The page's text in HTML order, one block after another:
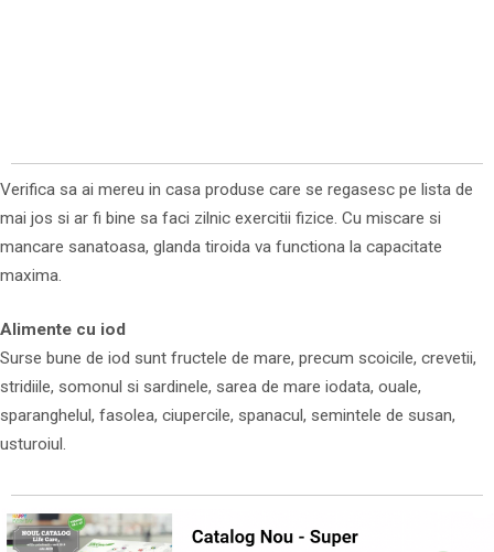
Verifica sa ai mereu in casa produse care se regasesc pe lista de
mai jos si ar fi bine sa faci zilnic exercitii fizice. Cu miscare si
mancare sanatoasa, glanda tiroida va functiona la capacitate
maxima.
Alimente cu iod
Surse bune de iod sunt fructele de mare, precum scoicile, crevetii,
stridiile, somonul si sardinele, sarea de mare iodata, ouale,
sparanghelul, fasolea, ciupercile, spanacul, semintele de susan,
usturoiul.